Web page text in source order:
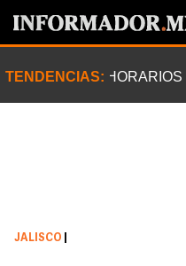
TENDENCIAS:
JALISCO